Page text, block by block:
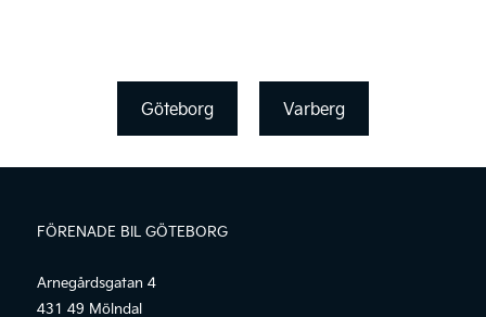
Göteborg Varberg
FÖRENADE BIL GÖTEBORG
Arnegårdsgatan 4
431 49 Mölndal